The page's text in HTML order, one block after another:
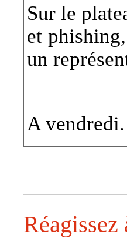
Sur le
et
un
A vendredi.